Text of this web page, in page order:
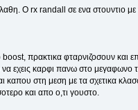
Ο rx randall σε ενα στουντιο με
πρακτικα φταρνιζοσουν
εχεις καρφι πανω στο μεγαφωνο
καπου στη μεση με τα σχετικα
και απο ο,τι γουστο.